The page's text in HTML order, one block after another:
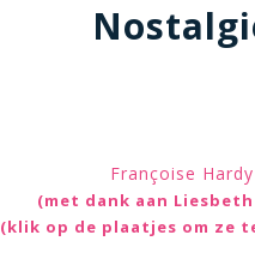
Françoise Hardy
(met dank aan
(klik op de plaatjes om ze